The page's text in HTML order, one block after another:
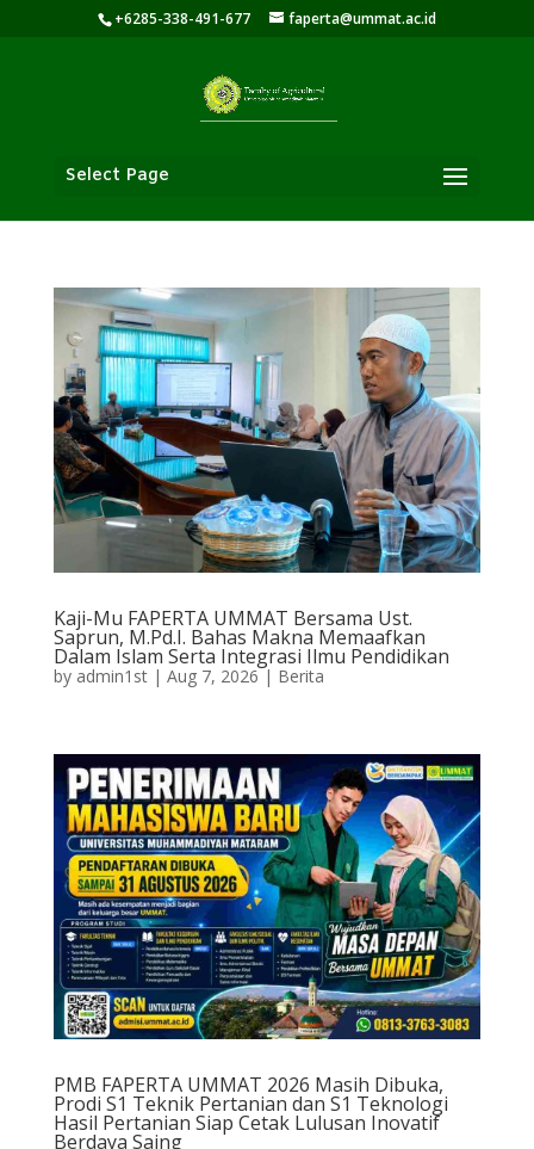
+6285-338-491-677 faperta@ummat.ac.id
Select Page
Kaji-Mu FAPERTA UMMAT Bersama Ust.
Saprun, M.Pd.I. Bahas Makna Memaafkan
Dalam Islam Serta Integrasi Ilmu Pendidikan
by admin1st| Aug 7, 2026| Berita
PMB FAPERTA UMMAT 2026 Masih Dibuka,
Prodi S1 Teknik Pertanian dan S1 Teknologi
Hasil Pertanian Siap Cetak Lulusan Inovatif
Berdaya Saing